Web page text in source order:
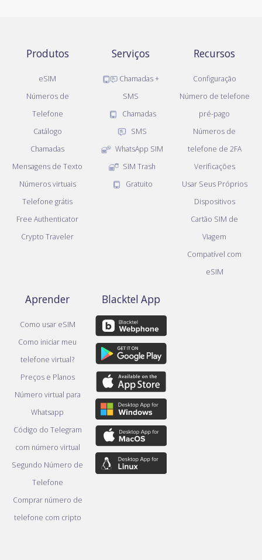
Produtos
eSIM
Números de
Telefone
Catálogo
Chamadas
Mensagens de Texto
Números virtuais
Telefone grátis
Free Authenticator
Crypto Traveler
Serviços
Chamadas +
SMS
Chamadas
SMS
WhatsApp SIM
SIM Trash
Gratuito
Recursos
Configuração
Número de telefone
pré-pago
Números de
telefone de 2FA
Verificações
Usar Seus Próprios
Dispositivos
Cartão SIM de
Viagem
Compatível com
eSIM
Aprender
Como usar eSIM
Como iniciar meu
telefone virtual?
Preços e Planos
Número virtual para
Whatsapp
Código do Telegram
com número virtual
Segundo Número de
Telefone
Comprar número de
telefone com cripto
Blacktel App